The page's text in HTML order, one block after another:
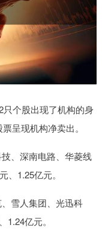
个股出现了机构的身
呈现机构净卖出。
、深南电路、华菱线
、1.25亿元。
雪人集团、光迅科
亿元。